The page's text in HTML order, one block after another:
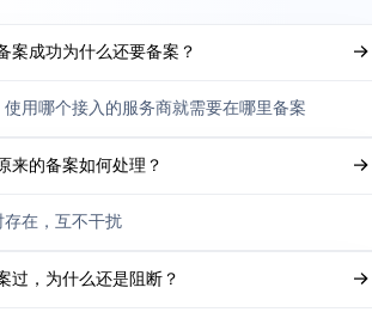
案成功为什么还要备案？
用哪个接入的服务商就需要在哪里备案
来的备案如何处理？
存在，互不干扰
过，为什么还是阻断？